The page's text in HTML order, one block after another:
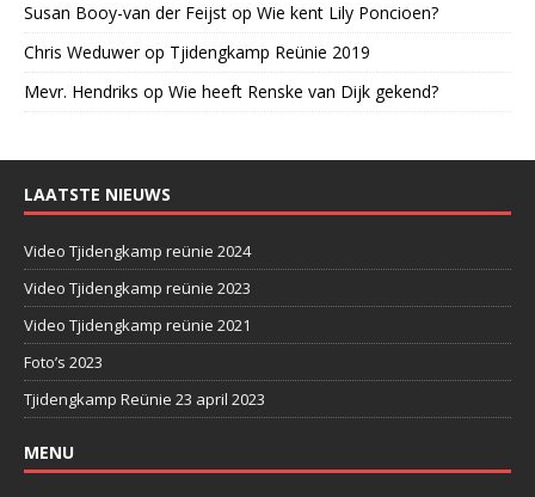
Susan Booy-van der Feijst op Wie kent Lily Poncioen?
Chris Weduwerop Tjidengkamp Reünie 2019
Mevr. Hendriks op Wie heeft Renske van Dijk gekend?
LAATSTE NIEUWS
Video Tjidengkamp reünie 2024
Video Tjidengkamp reünie 2023
Video Tjidengkamp reünie 2021
Foto’s 2023
Tjidengkamp Reünie 23 april 2023
MENU